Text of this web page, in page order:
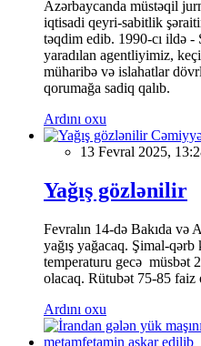
Azərbaycanda müstəqil
iqtisadi qeyri-sabitlik
təqdim edib. 1990-cı ildə -
yaradılan agentliyimiz,
müharibə və islahatlar
qorumağa sadiq qalıb.
Ardını oxu
13 Fevral 2025,
Yağış gözlənilir
Fevralın 14-də Bakıda və
yağış yağacaq. Şimal-qərb
temperaturu gecə müsbət
olacaq. Rütubət 75-85 faiz
Ardını oxu